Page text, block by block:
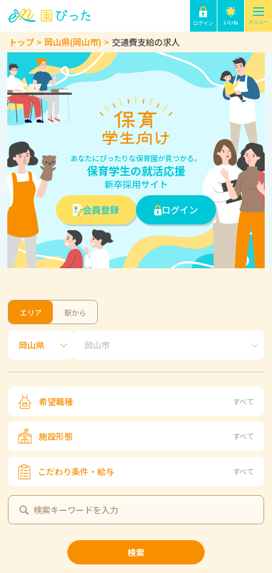
トップ 岡山県(岡山市) 交通費支給の求人
あなたにぴったりな保育園が見つかる。
保育学生の就活応援
新卒採用サイト
会員登録
ログイン
エリア 駅から
希望職種 すべて
施設形態 すべて
こだわり条件・給与 すべて
検索